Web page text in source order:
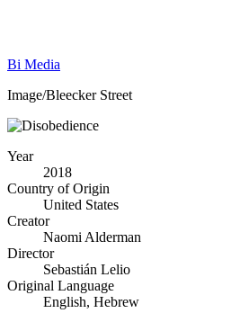
Bi Media
Image/Bleecker Street
Year
2018
Country of Origin
United States
Creator
Naomi Alderman
Director
Sebastián Lelio
Original Language
English, Hebrew